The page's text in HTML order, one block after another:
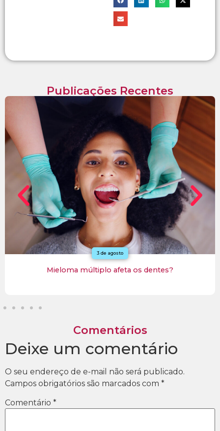
Publicações Recentes
3 de agosto
Mieloma múltiplo afeta os dentes?
Comentários
Deixe um comentário
O seu endereço de e-mail não será publicado.
Campos obrigatórios são marcados com *
Comentário *